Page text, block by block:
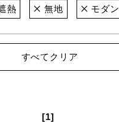
熱 無地 モダン
すべてクリア
[1]